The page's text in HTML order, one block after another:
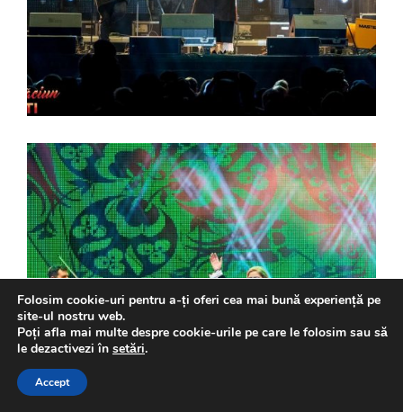
Folosim cookie-uri pentru a-ți oferi cea mai bună experiență pe
site-ul nostru web.
Poți afla mai multe despre cookie-urile pe care le folosim sau să
le dezactivezi în setări.
Accept